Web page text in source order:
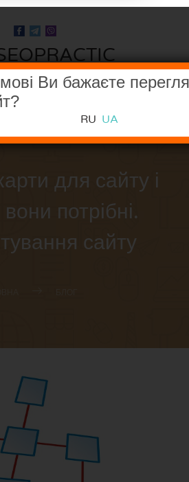
для сайту і
потрібні.
сайту
Ви бажаєте
RU UA